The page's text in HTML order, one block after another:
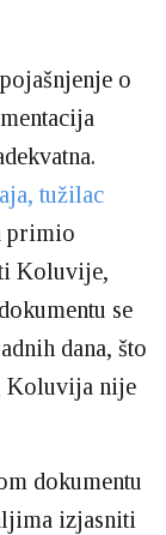
o
tužilac
primio
Koluvije,
se
dana, što
Koluvija nije
dokumentu
izjasniti